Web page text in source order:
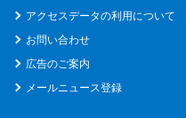
アクセスデータの利用について
お問い合わせ
広告のご案内
メールニュース登録